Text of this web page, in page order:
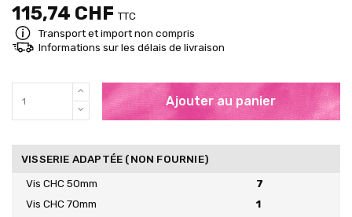
115,74 CHF TTC
Transport et import non compris
Informations sur les délais de livraison
Ajouter au panier
VISSERIE ADAPTÉE (NON FOURNIE)
Vis CHC 50mm
7
Vis CHC 70mm
1